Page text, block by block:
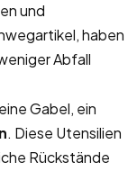
und
haben
Abfall
Gabel, ein
. Diese Utensilien
Rückstände